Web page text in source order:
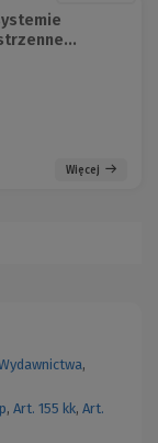
Więcej
,
, Art. 155 kk, Art.